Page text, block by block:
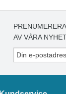
AV VÅRA